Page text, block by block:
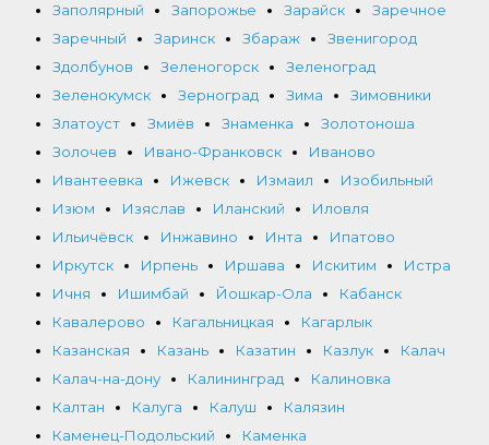
Заполярный Запорожье Зарайск
Заречное
Заречный
Заринск Збараж
Звенигород
Здолбунов
Зеленогорск
Зеленоград
Зеленокумск
Зерноград Зима
Зимовники
Златоуст
Змиёв Знаменка
Золотоноша
Золочев
Ивано-Франковск
Иваново
Ивантеевка
Ижевск Измаил
Изобильный
Изюм
Изяслав Иланский
Иловля
Ильичёвск
Инжавино Инта
Ипатово
Иркутск
Ирпень Иршава Искитим
Истра
Ичня
Ишимбай Йошкар-Ола
Кабанск
Кавалерово
Кагальницкая
Кагарлык
Казанская
Казань Казатин Казлук
Калач
Калач-на-дону
Калининград
Калиновка
Калтан
Калуга Калуш
Калязин
Каменец-Подольский
Каменка